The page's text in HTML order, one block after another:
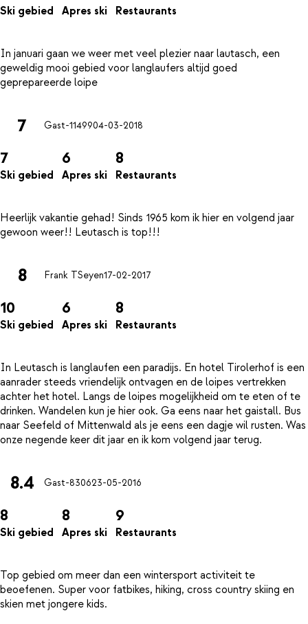
Ski gebied Apres ski Restaurants
In januari gaan we weer met veel plezier naar lautasch, een
geweldig mooi gebied voor langlaufers altijd goed
7 Gast-1149904-03-2018
7
Ski gebied
6
Apres ski
8
Restaurants
Heerlijk vakantie gehad! Sinds 1965 kom ik hier en volgend jaar
8 Frank TSeyen17-02-2017
10
Ski gebied
6
Apres ski
8
Restaurants
In Leutasch is langlaufen een paradijs. En hotel Tirolerhof is een
aanrader steeds vriendelijk ontvagen en de loipes vertrekken
achter het hotel. Langs de loipes mogelijkheid om te eten of te
drinken. Wandelen kun je hier ook. Ga eens naar het gaistall. Bus
naar Seefeld of Mittenwald als je eens een dagje wil rusten. Was
8.4 Gast-830623-05-2016
8
Ski gebied
8
Apres ski
9
Restaurants
Top gebied om meer dan een wintersport activiteit te
beoefenen. Super voor fatbikes, hiking, cross country skiing en